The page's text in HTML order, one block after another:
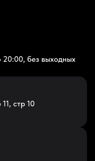
без выходных
стр 10